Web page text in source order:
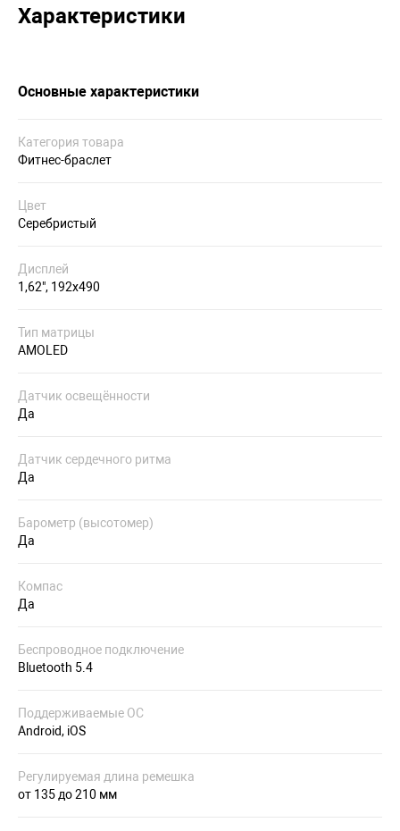
Характеристики
Основные характеристики
Категория товара
Фитнес-браслет
Цвет
Серебристый
Дисплей
1,62", 192x490
Тип матрицы
AMOLED
Датчик освещённости
Да
Датчик сердечного ритма
Да
Барометр (высотомер)
Да
Компас
Да
Беспроводное подключение
Bluetooth 5.4
Поддерживаемые ОС
Android, iOS
Регулируемая длина ремешка
от 135 до 210 мм